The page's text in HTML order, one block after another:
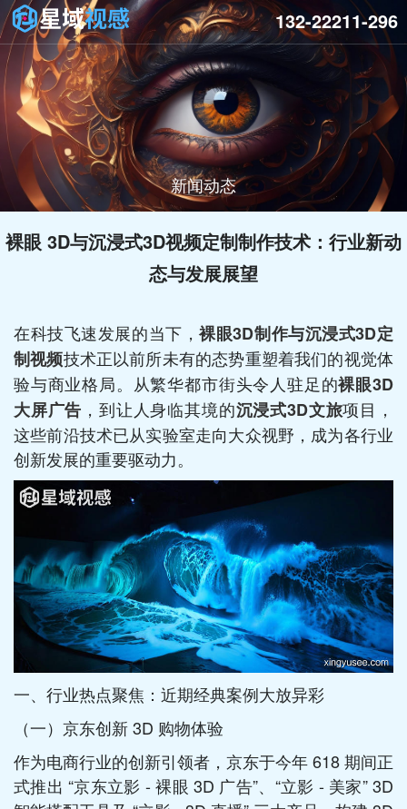
新闻动态
132-22211-296
裸眼 3D与沉浸式3D视频定制制作技术：行业新动
态与发展展望
在科技飞速发展的当下，裸眼3D制作与沉浸式3D定
制视频技术正以前所未有的态势重塑着我们的视觉体
验与商业格局。从繁华都市街头令人驻足的裸眼3D
大屏广告 ，到让人身临其境的沉浸式3D文旅项目，
这些前沿技术已从实验室走向大众视野，成为各行业
创新发展的重要驱动力。​
一、行业热点聚焦：近期经典案例大放异彩​
（一）京东创新 3D 购物体验​
作为电商行业的创新引领者，京东于今年 618 期间正
式推出 “京东立影 - 裸眼 3D 广告”、“立影 - 美家” 3D